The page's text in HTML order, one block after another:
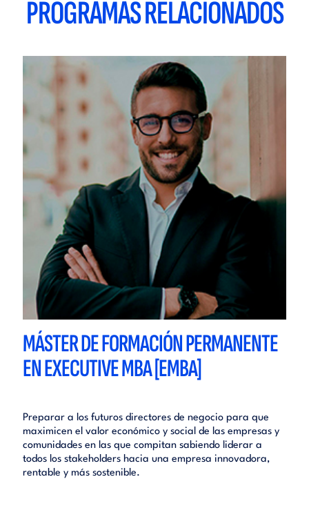
PROGRAMAS RELACIONADOS
MÁSTER DE FORMACIÓN PERMANENTE
EN EXECUTIVE MBA [EMBA]
Preparar a los futuros directores de negocio para que
maximicen el valor económico y social de las empresas y
comunidades en las que compitan sabiendo liderar a
todos los stakeholders hacia una empresa innovadora,
rentable y más sostenible.